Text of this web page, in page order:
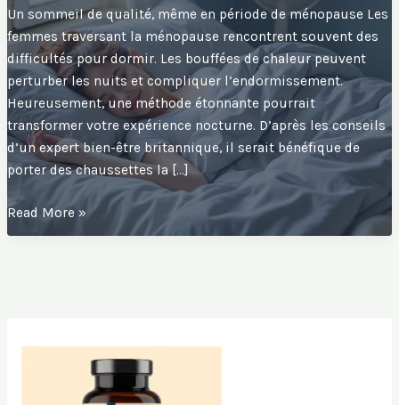
Un sommeil de qualité, même en période de ménopause Les
femmes traversant la ménopause rencontrent souvent des
difficultés pour dormir. Les bouffées de chaleur peuvent
perturber les nuits et compliquer l’endormissement.
Heureusement, une méthode étonnante pourrait
transformer votre expérience nocturne. D’après les conseils
d’un expert bien-être britannique, il serait bénéfique de
porter des chaussettes la […]
Une
astuce
bouffées
Read More »